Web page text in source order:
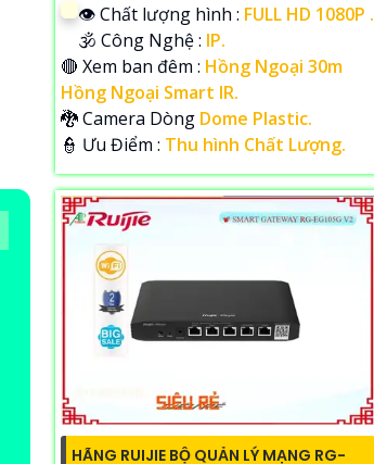
👁 Chất lượng hình : FULL HD 1080P .
🕉️ Công Nghệ : IP.
🔴 Xem ban đêm : Hồng Ngoại 30m
Hồng Ngoại Smart IR.
🐉️ Camera Dòng Dome Plastic.
️👮 Ưu Điểm : Thu hình Chất Lượng.
HÃNG RUIJIE BỘ QUẢN LÝ MẠNG RG-